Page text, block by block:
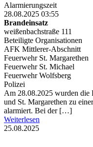
Alarmierungszeit
28.08.2025 03:55
Brandeinsatz
weißenbachstraße 111
Beteiligte Organisationen
AFK Mittlerer-Abschnitt
Feuerwehr St. Margarethen
Feuerwehr St. Michael
Feuerwehr Wolfsberg
Polizei
Am 28.08.2025 wurden die
und St. Margarethen zu
alarmiert. Bei der […]
Weiterlesen
25.08.2025